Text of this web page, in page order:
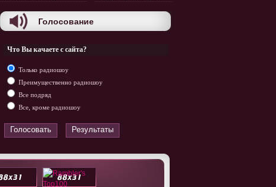
Голосование
Что Вы качаете с сайта?
Только радиошоу
Преимущественно радиошоу
Все подряд
Все, кроме радиошоу
Голосовать Результаты